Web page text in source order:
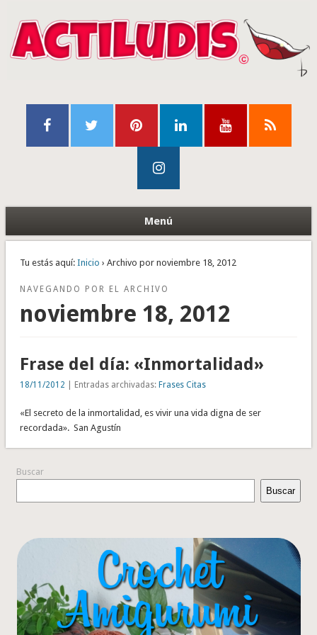
Menú
Tu estás aquí: Inicio › Archivo por noviembre 18, 2012
NAVEGANDO POR EL ARCHIVO
noviembre 18, 2012
Frase del día: «Inmortalidad»
18/11/2012 | Entradas archivadas: Frases Citas
«El secreto de la inmortalidad, es vivir una vida digna de ser
recordada». San Agustín
Buscar
Buscar